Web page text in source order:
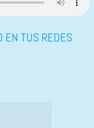
EN TUS REDES